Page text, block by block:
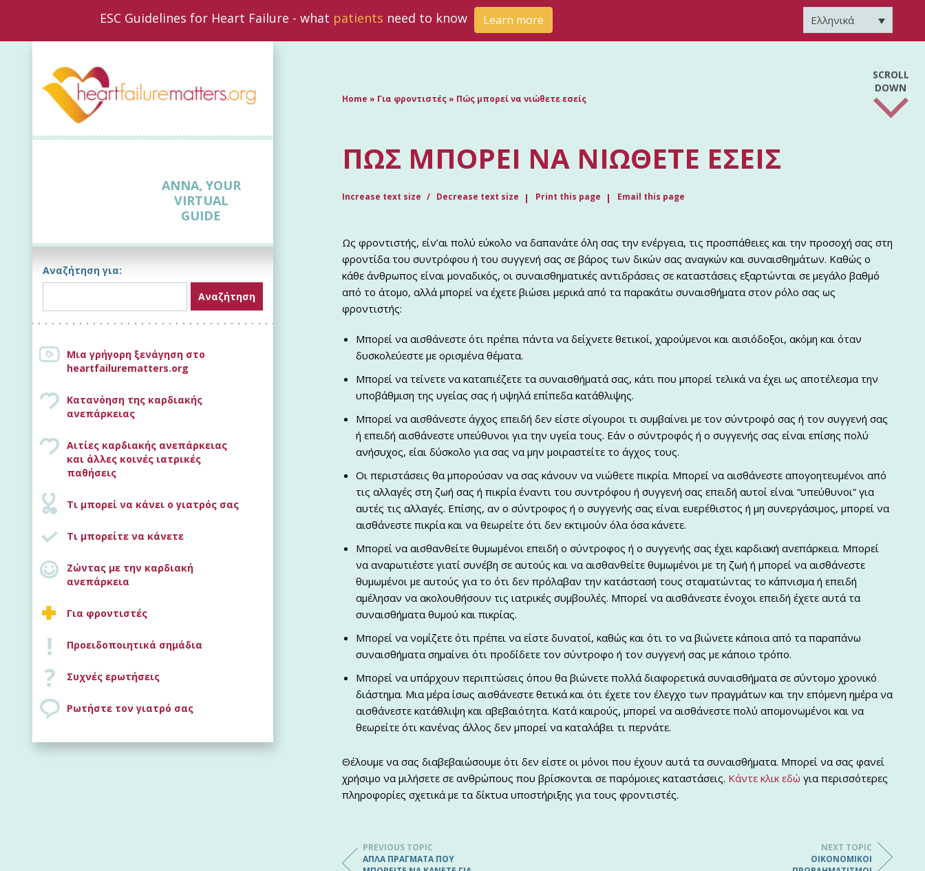
ESC Guidelines for Heart Failure - what patients need to know Learn more Ελληνικά
ANNA, YOUR
VIRTUAL
GUIDE
Αναζήτηση για:
Μια γρήγορη ξενάγηση στο
heartfailurematters.org
Κατανόηση της καρδιακής
ανεπάρκειας
Αιτίες καρδιακής ανεπάρκειας
και άλλες κοινές ιατρικές
παθήσεις
Τι μπορεί να κάνει ο γιατρός σας
Τι μπορείτε να κάνετε
Ζώντας με την καρδιακή
ανεπάρκεια
Για φροντιστές
Προειδοποιητικά σημάδια
Συχνές ερωτήσεις
Ρωτήστε τον γιατρό σας
Home » Για φροντιστές» Πώς μπορεί να νιώθετε εσείς
ΠΏΣ ΜΠΟΡΕΊ ΝΑ ΝΙΏΘΕΤΕ ΕΣΕΊΣ
Increase text size Decrease text size Print this page Email this page
Ως φροντιστής, είν’αι πολύ εύκολο να δαπανάτε όλη σας την ενέργεια, τις προσπάθειες και την προσοχή σας στη
φροντίδα του συντρόφου ή του συγγενή σας σε βάρος των δικών σας αναγκών και συναισθημάτων. Καθώς ο
κάθε άνθρωπος είναι μοναδικός, οι συναισθηματικές αντιδράσεις σε καταστάσεις εξαρτώνται σε μεγάλο βαθμό
από το άτομο, αλλά μπορεί να έχετε βιώσει μερικά από τα παρακάτω συναισθήματα στον ρόλο σας ως
φροντιστής:
Μπορεί να αισθάνεστε ότι πρέπει πάντα να δείχνετε θετικοί, χαρούμενοι και αισιόδοξοι, ακόμη και όταν
δυσκολεύεστε με ορισμένα θέματα.
Μπορεί να τείνετε να καταπιέζετε τα συναισθήματά σας, κάτι που μπορεί τελικά να έχει ως αποτέλεσμα την
υποβάθμιση της υγείας σας ή υψηλά επίπεδα κατάθλιψης.
Μπορεί να αισθάνεστε άγχος επειδή δεν είστε σίγουροι τι συμβαίνει με τον σύντροφό σας ή τον συγγενή σας
ή επειδή αισθάνεστε υπεύθυνοι για την υγεία τους. Εάν ο σύντροφός ή ο συγγενής σας είναι επίσης πολύ
ανήσυχος, είαι δύσκολο για σας να μην μοιραστείτε το άγχος τους.
Οι περιστάσεις θα μπορούσαν να σας κάνουν να νιώθετε πικρία. Μπορεί να αισθάνεστε απογοητευμένοι από
τις αλλαγές στη ζωή σας ή πικρία έναντι του συντρόφου ή συγγενή σας επειδή αυτοί είναι “υπεύθυνοι” για
αυτές τις αλλαγές. Επίσης, αν ο σύντροφος ή ο συγγενής σας είναι ευερέθιστος ή μη συνεργάσιμος, μπορεί να
αισθάνεστε πικρία και να θεωρείτε ότι δεν εκτιμούν όλα όσα κάνετε.
Μπορεί να αισθανθείτε θυμωμένοι επειδή ο σύντροφος ή ο συγγενής σας έχει καρδιακή ανεπάρκεια. Μπορεί
να αναρωτιέστε γιατί συνέβη σε αυτούς και να αισθανθείτε θυμωμένοι με τη ζωή ή μπορεί να αισθάνεστε
θυμωμένοι με αυτούς για το ότι δεν πρόλαβαν την κατάστασή τους σταματώντας το κάπνισμα ή επειδή
αμέλησαν να ακολουθήσουν τις ιατρικές συμβουλές. Μπορεί να αισθάνεστε ένοχοι επειδή έχετε αυτά τα
συναισθήματα θυμού και πικρίας.
Μπορεί να νομίζετε ότι πρέπει να είστε δυνατοί, καθώς και ότι το να βιώνετε κάποια από τα παραπάνω
συναισθήματα σημαίνει ότι προδίδετε τον σύντροφο ή τον συγγενή σας με κάποιο τρόπο.
Μπορεί να υπάρχουν περιπτώσεις όπου θα βιώνετε πολλά διαφορετικά συναισθήματα σε σύντομο χρονικό
διάστημα. Μια μέρα ίσως αισθάνεστε θετικά και ότι έχετε τον έλεγχο των πραγμάτων και την επόμενη ημέρα να
αισθάνεστε κατάθλιψη και αβεβαιότητα. Κατά καιρούς, μπορεί να αισθάνεστε πολύ απομονωμένοι και να
θεωρείτε ότι κανένας άλλος δεν μπορεί να καταλάβει τι περνάτε.
Θέλουμε να σας διαβεβαιώσουμε ότι δεν είστε οι μόνοι που έχουν αυτά τα συναισθήματα. Μπορεί να σας φανεί
χρήσιμο να μιλήσετε σε ανθρώπους που βρίσκονται σε παρόμοιες καταστάσεις. Κάντε κλικ εδώ για περισσότερες
πληροφορίες σχετικά με τα δίκτυα υποστήριξης για τους φροντιστές.
PREVIOUS TOPIC
ΑΠΛΆ ΠΡΆΓΜΑΤΑ ΠΟΥ
NEXT TOPIC
ΟΙΚΟΝΟΜΙΚΟΊ
SCROLL
DOWN